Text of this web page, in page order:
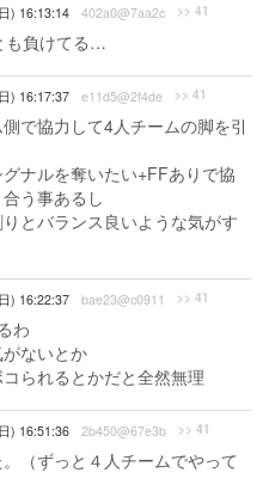
) 16:13:14 402a0@7aa2c >> 41
も負けてる…
) 16:17:37 e11d5@2f4de >> 41
で協力して4人チームの脚を引
ナルを奪いたい+FFありで協
う事あるし
とバランス良いような気がす
) 16:22:37 bae23@c0911 >> 41
わ
ないとか
られるとかだと全然無理
) 16:51:36 2b450@67e3b >> 41
（ずっと４人チームでやって